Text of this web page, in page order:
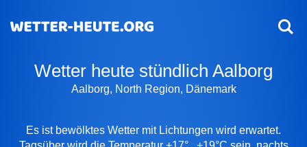
Wetter heute stündlich Aalborg
Aalborg, North Region, Dänemark
Es ist bewölktes Wetter mit Lichtungen wird erwartet.